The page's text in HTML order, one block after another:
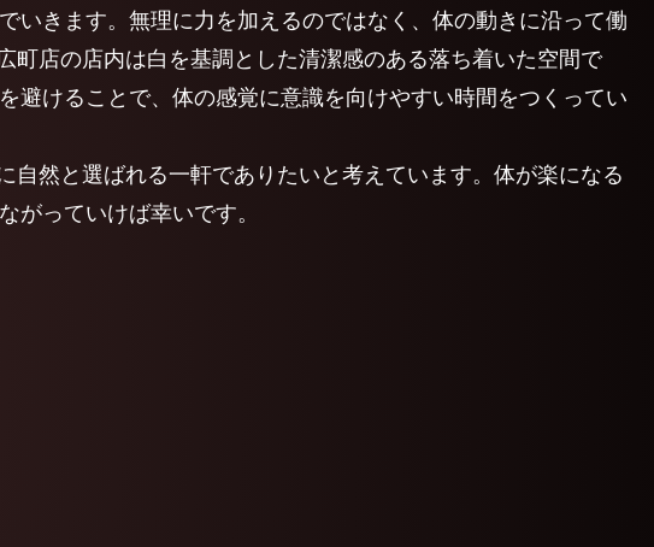
いきます。無理に力を加えるのではなく、体の動きに沿って働
店の店内は白を基調とした清潔感のある落ち着いた空間で
避けることで、体の感覚に意識を向けやすい時間をつくってい
然と選ばれる一軒でありたいと考えています。体が楽になる
がっていけば幸いです。